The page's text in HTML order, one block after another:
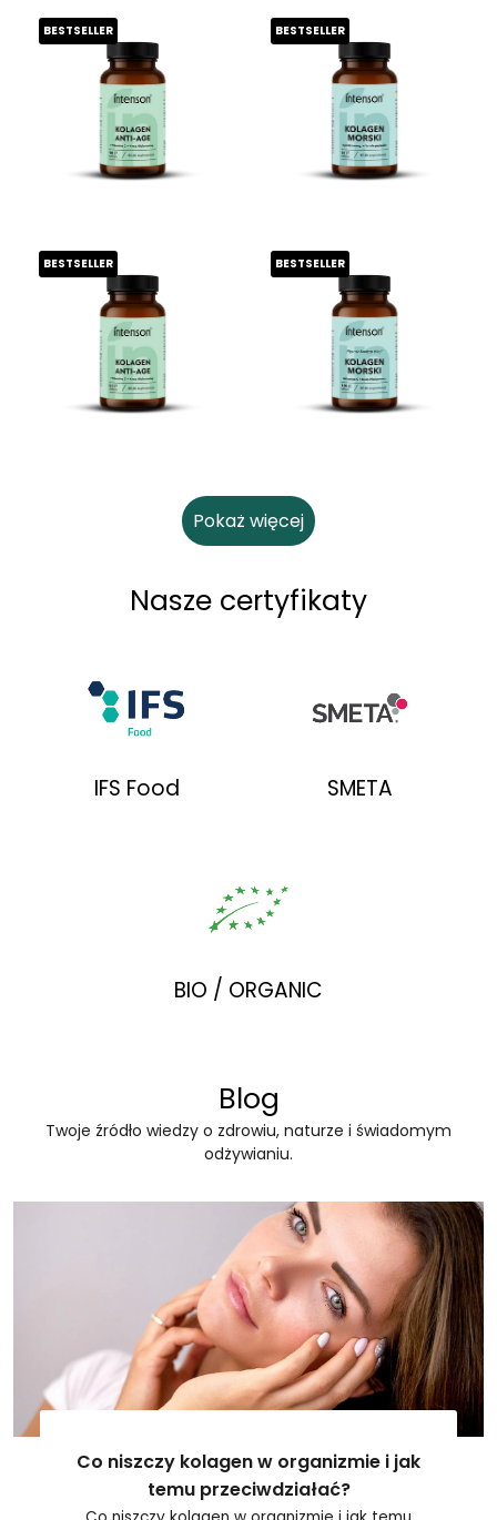
BESTSELLER BESTSELLER
BESTSELLER BESTSELLER
Pokaż więcej
Nasze certyfikaty
IFS Food SMETA
BIO / ORGANIC
Twoje źródło wiedzy o zdrowiu, naturze i świadomym
odżywianiu.
Blog
Co niszczy kolagen w organizmie i jak
temu przeciwdziałać?